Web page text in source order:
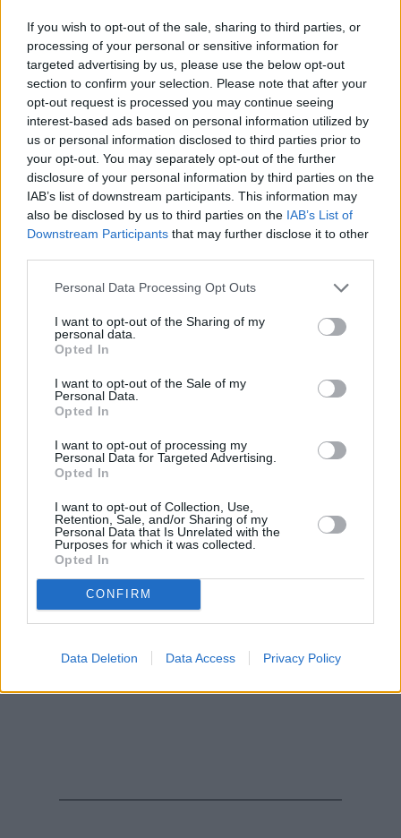
If you wish to opt-out of the sale, sharing to third parties, or
processing of your personal or sensitive information for
targeted advertising by us, please use the below opt-out
section to confirm your selection. Please note that after your
opt-out request is processed you may continue seeing
interest-based ads based on personal information utilized by
us or personal information disclosed to third parties prior to
your opt-out. You may separately opt-out of the further
disclosure of your personal information by third parties on the
IAB’s list of downstream participants. This information may
also be disclosed by us to third parties on the IAB’s List of
Downstream Participants that may further disclose it to other
Personal Data Processing Opt Outs
I want to opt-out of the Sharing of my
personal data.
Opted In
I want to opt-out of the Sale of my
Personal Data.
Opted In
I want to opt-out of processing my
Personal Data for Targeted Advertising.
Opted In
I want to opt-out of Collection, Use,
Retention, Sale, and/or Sharing of my
Personal Data that Is Unrelated with the
Purposes for which it was collected.
Opted In
CONFIRM
Data Deletion Data Access Privacy Policy
παίγνια επιτρέπεται μόνο σε άτομα άνω των
18 ετών. Η συχνή συμμετοχή ενέχει κινδύνους
εθισμού και απώλειας περιουσίας. ΕΟΠΑΕ-
ΓΡΑΜΜΗ ΣΥΜΒΟΥΛΕΥΤΙΚΗΣ: 1114 ΠΑΙΞΕ
ΥΠΕΥΘΥΝΑ
Διαβάστε επίσης:
Revoil: Έγκριση καθαρού μερίσματος
€0,04655/μετοχή